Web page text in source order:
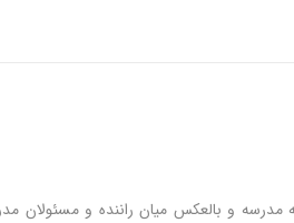
و بالعکس میان راننده و مسئولان